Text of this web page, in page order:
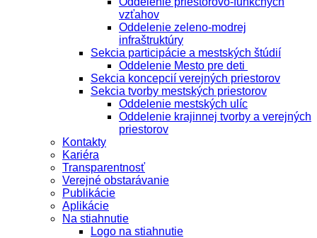
vzťahov
Oddelenie zeleno-modrej
infraštruktúry
Sekcia participácie a mestských štúdií
Oddelenie Mesto pre deti
Sekcia koncepcií verejných priestorov
Sekcia tvorby mestských priestorov
Oddelenie mestských ulíc
Oddelenie krajinnej tvorby a verejných
priestorov
Kontakty
Kariéra
Transparentnosť
Verejné obstarávanie
Publikácie
Aplikácie
Na stiahnutie
Logo na stiahnutie